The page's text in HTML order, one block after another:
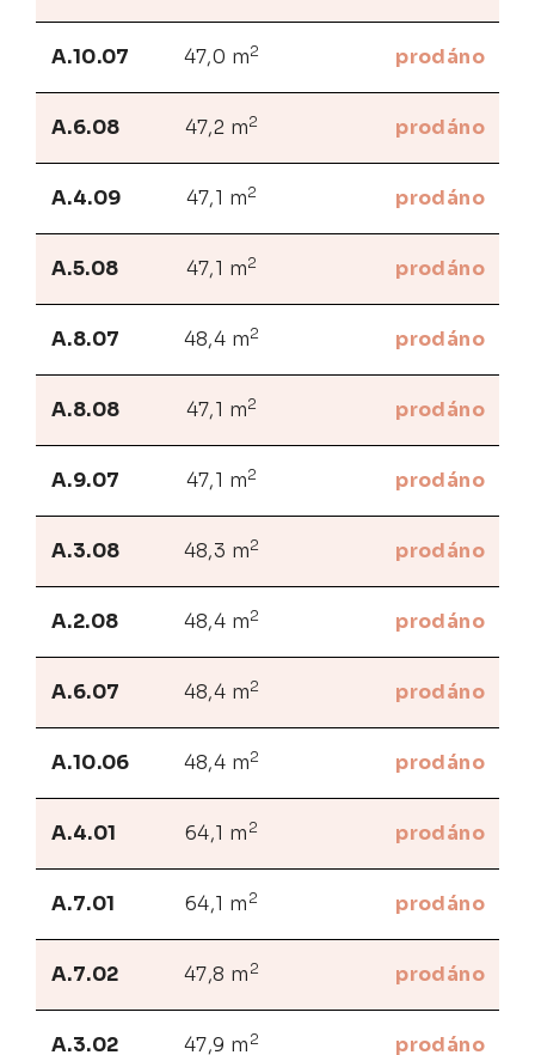
A.10.07 47,0 m2 prodáno
A.6.08 47,2 m2 prodáno
A.4.09 47,1 m2 prodáno
A.5.08 47,1 m2 prodáno
A.8.07 48,4 m2 prodáno
A.8.08 47,1 m2 prodáno
A.9.07 47,1 m2 prodáno
A.3.08 48,3 m2 prodáno
A.2.08 48,4 m2 prodáno
A.6.07 48,4 m2 prodáno
A.10.06 48,4 m2 prodáno
A.4.01 64,1 m 2 prodáno
A.7.01 64,1 m 2 prodáno
A.7.02 47,8 m 2 prodáno
A.3.02 47,9 m 2 prodáno